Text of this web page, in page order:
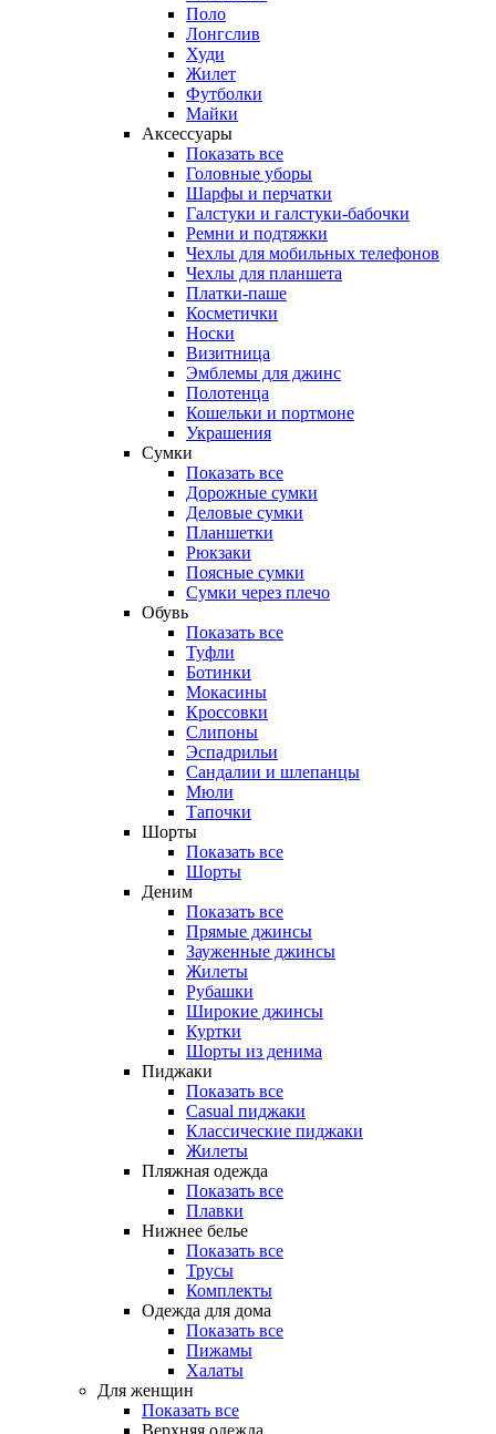
Поло
Лонгслив
Худи
Жилет
Футболки
Майки
Аксессуары
Показать все
Головные уборы
Шарфы и перчатки
Галстуки и галстуки-бабочки
Ремни и подтяжки
Чехлы для мобильных телефонов
Чехлы для планшета
Платки-паше
Косметички
Носки
Визитница
Эмблемы для джинс
Полотенца
Кошельки и портмоне
Украшения
Сумки
Показать все
Дорожные сумки
Деловые сумки
Планшетки
Рюкзаки
Поясные сумки
Сумки через плечо
Обувь
Показать все
Туфли
Ботинки
Мокасины
Кроссовки
Слипоны
Эспадрильи
Сандалии и шлепанцы
Мюли
Тапочки
Шорты
Показать все
Шорты
Деним
Показать все
Прямые джинсы
Зауженные джинсы
Жилеты
Рубашки
Широкие джинсы
Куртки
Шорты из денима
Пиджаки
Показать все
Casual пиджаки
Классические пиджаки
Жилеты
Пляжная одежда
Показать все
Плавки
Нижнее белье
Показать все
Трусы
Комплекты
Одежда для дома
Показать все
Пижамы
Халаты
Для женщин
Показать все
Верхняя одежда